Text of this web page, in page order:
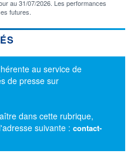
au 31/07/2026. Les performances
futures.
au service de
de presse sur
dans cette rubrique,
suivante : contact-